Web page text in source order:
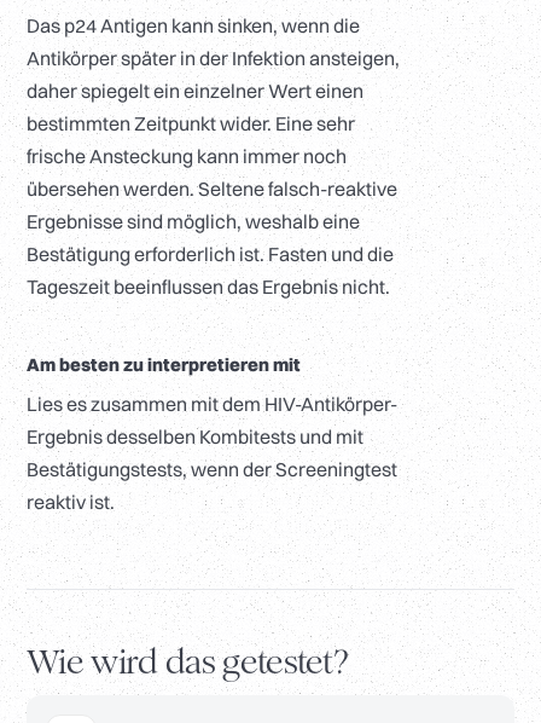
Das p24 Antigen kann sinken, wenn die
Antikörper später in der Infektion ansteigen,
daher spiegelt ein einzelner Wert einen
bestimmten Zeitpunkt wider. Eine sehr
frische Ansteckung kann immer noch
übersehen werden. Seltene falsch-reaktive
Ergebnisse sind möglich, weshalb eine
Bestätigung erforderlich ist. Fasten und die
Tageszeit beeinflussen das Ergebnis nicht.
Am besten zu interpretieren mit
Lies es zusammen mit dem HIV-Antikörper-
Ergebnis desselben Kombitests und mit
Bestätigungstests, wenn der Screeningtest
reaktiv ist.
Wie wird das getestet?